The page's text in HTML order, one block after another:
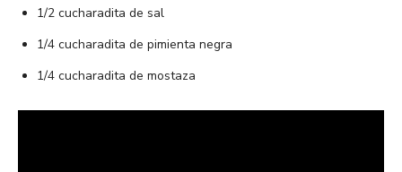
1/2 cucharadita de sal
1/4 cucharadita de pimienta negra
1/4 cucharadita de mostaza